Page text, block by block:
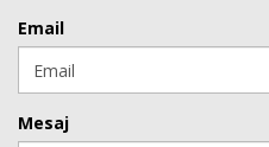
Email
Mesaj